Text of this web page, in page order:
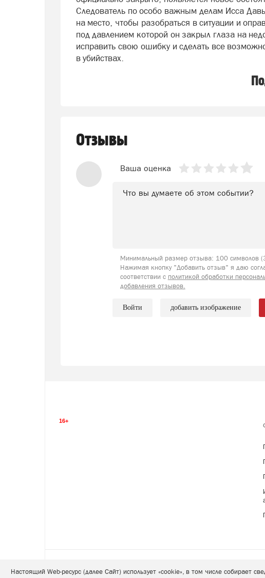
Следователь по особо важным делам Исса
на место, чтобы разобраться в ситуации и
под давлением которой он закрыл глаза на
исправить свою ошибку и сделать все
в убийствах.
Отзывы
Ваша оценка
Минимальный размер отзыва: 100 символов
Нажимая кнопку "Добавить отзыв" я даю
соответствии с политикой обработки
добавления отзывов.
Войти добавить изображение
16+
Настоящий Web-ресурс (далее Сайт) использует «cookie», в том числе собирает